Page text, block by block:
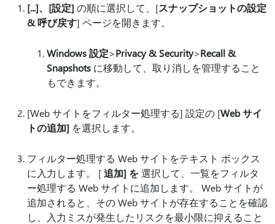
[...]、[設定] の順に選択して、[スナップショットの設定
& 呼び戻す] ページを開きます。
Windows 設定>Privacy & Security>Recall &
Snapshots に移動して、取り消しを管理すること
もできます。
[Web サイトをフィルター処理する] 設定の [Web サイ
トの追加] を選択します。
フィルター処理する Web サイトをテキスト ボックス
に入力します。 [追加] を選択して、一覧をフィルタ
ー処理する Web サイトに追加します。 Web サイトが
追加されると、その Web サイトが存在することを確認
し、入力ミスが発生したリスクを最小限に抑えること